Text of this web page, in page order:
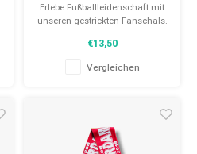
Erlebe Fußballleidenschaft mit
unseren gestrickten Fanschals.
Spielernamen, jedes erzählt
eine Geschichte. Wähle aus
gebrauchten und neuen Schals
Deine Quelle für einzigartige
Fanschals!
€13,50
Vergleichen